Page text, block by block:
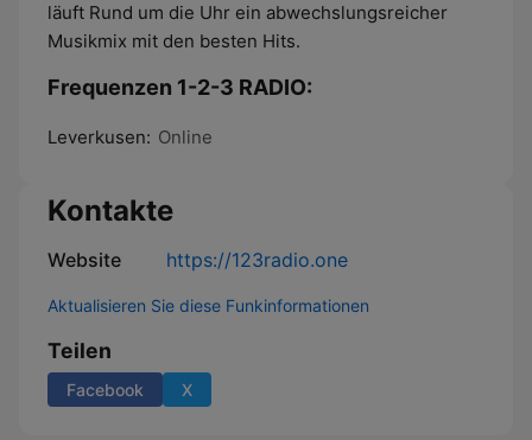
läuft Rund um die Uhr ein abwechslungsreicher
Musikmix mit den besten Hits.
Frequenzen 1-2-3 RADIO:
Leverkusen: Online
Kontakte
Website https://123radio.one
Aktualisieren Sie diese Funkinformationen
Teilen
Facebook X